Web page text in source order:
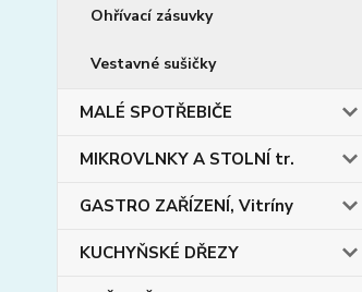
Ohřívací zásuvky
Vestavné sušičky
MALÉ SPOTŘEBIČE
MIKROVLNKY A STOLNÍ tr.
GASTRO ZAŘÍZENÍ, Vitríny
KUCHYŇSKÉ DŘEZY